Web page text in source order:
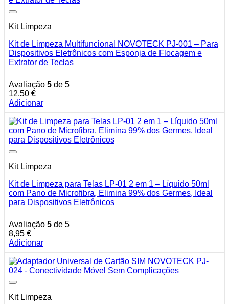
Kit Limpeza
Kit de Limpeza Multifuncional NOVOTECK PJ-001 – Para
Dispositivos Eletrônicos com Esponja de Flocagem e
Extrator de Teclas
Avaliação 5 de 5
12,50 €
Adicionar
Kit Limpeza
Kit de Limpeza para Telas LP-01 2 em 1 – Líquido 50ml
com Pano de Microfibra, Elimina 99% dos Germes, Ideal
para Dispositivos Eletrônicos
Avaliação 5 de 5
8,95 €
Adicionar
Kit Limpeza